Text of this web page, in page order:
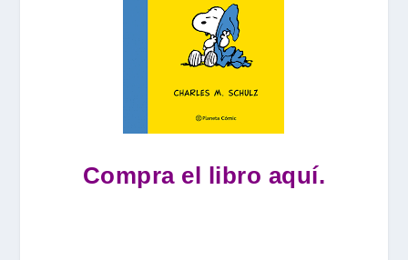
Compra el libro aquí.